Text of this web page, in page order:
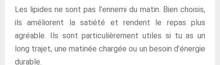
Les lipides ne sont pas l’ennemi du matin. Bien choisis,
ils améliorent la satiété et rendent le repas plus
agréable. Ils sont particulièrement utiles si tu as un
long trajet, une matinée chargée ou un besoin d’énergie
durable.